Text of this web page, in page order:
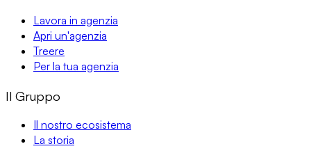
Lavora in agenzia
Apri un'agenzia
Treere
Per la tua agenzia
Il Gruppo
Il nostro ecosistema
La storia